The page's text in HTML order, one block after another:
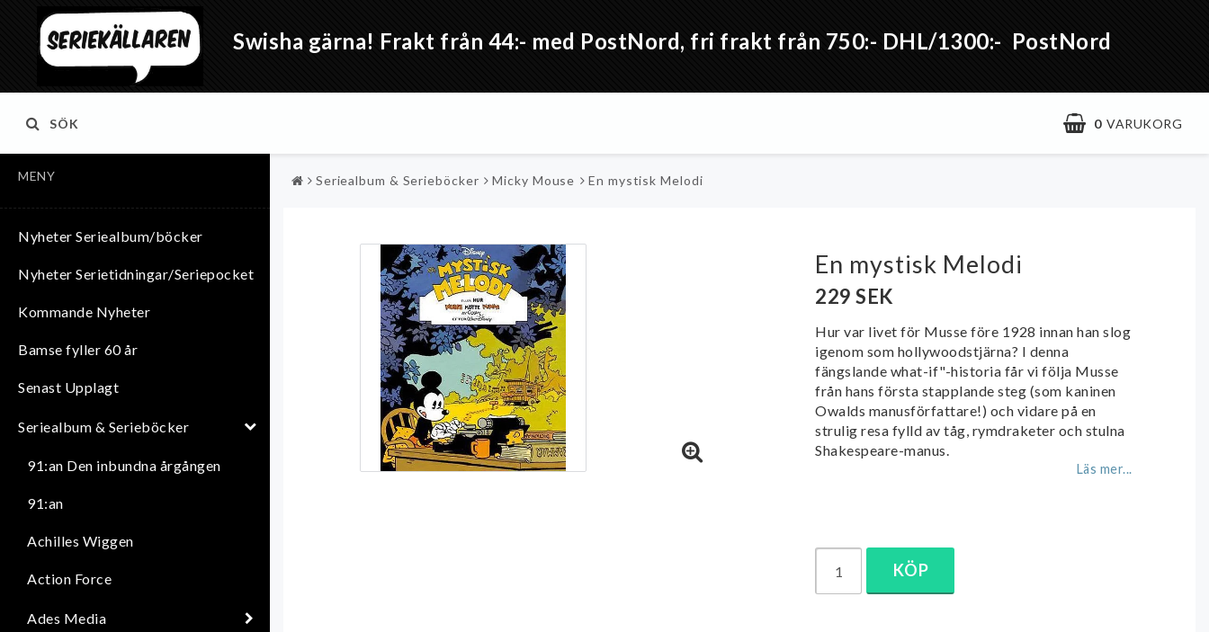
Swisha gärna! Frakt från 44:- med PostNord, fri frakt från 750:- DHL/1300:- PostNord
0 VARUKORG
SÖK
MENY
Nyheter Seriealbum/böcker
Nyheter Serietidningar/Seriepocket
Kommande Nyheter
Bamse fyller 60 år
Senast Upplagt
Seriealbum & Serieböcker
91:an Den inbundna årgången
91:an
Achilles Wiggen
Action Force
Ades Media
Seriealbum & Serieböcker Micky Mouse En mystisk Melodi
En mystisk Melodi
229 SEK
Hur var livet för Musse före 1928 innan han slog
igenom som hollywoodstjärna? I denna
fängslande what-if"-historia får vi följa Musse
från hans första stapplande steg (som kaninen
Owalds manusförfattare!) och vidare på en
strulig resa fylld av tåg, rymdraketer och stulna
Shakespeare-manus.
Läs mer...
KÖP